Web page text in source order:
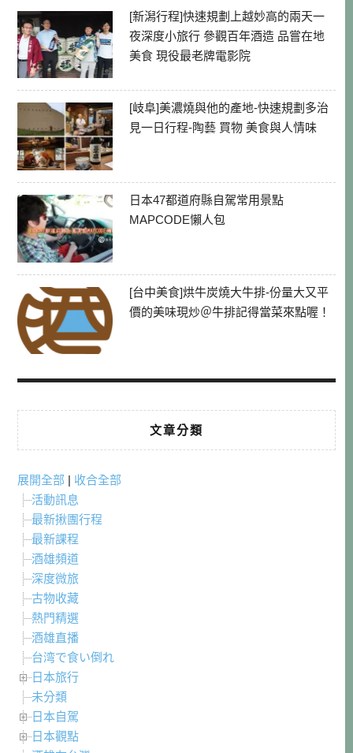
[新潟行程]快速規劃上越妙高的兩天一
夜深度小旅行 參觀百年酒造 品嘗在地
美食 現役最老牌電影院
[岐阜]美濃燒與他的產地-快速規劃多治
見一日行程-陶藝 買物 美食與人情味
日本47都道府縣自駕常用景點
MAPCODE懶人包
[台中美食]烘牛炭燒大牛排-份量大又平
價的美味現炒＠牛排記得當菜來點喔！
文章分類
展開全部 | 收合全部
活動訊息
最新揪團行程
最新課程
酒雄頻道
深度微旅
古物收藏
熱門精選
酒雄直播
台湾で食い倒れ
日本旅行
未分類
日本自駕
日本觀點